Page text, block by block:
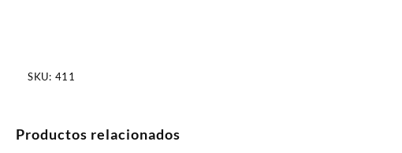
SKU: 411
Productos relacionados